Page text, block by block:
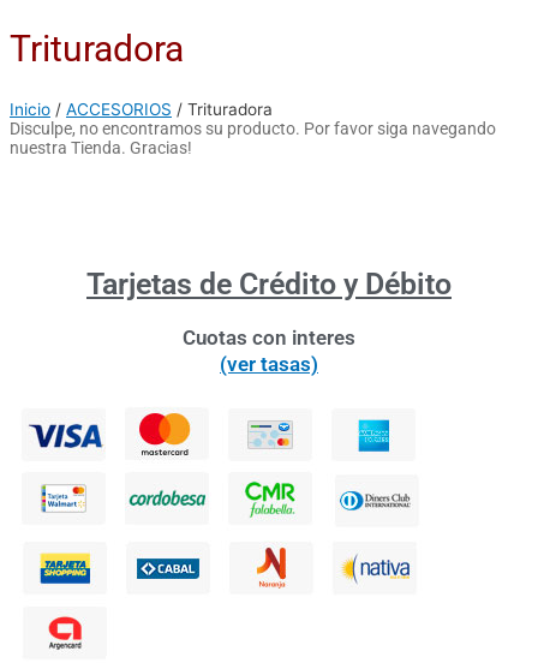
Trituradora
Inicio / ACCESORIOS / Trituradora
Disculpe, no encontramos su producto. Por favor siga navegando
nuestra Tienda. Gracias!
Tarjetas de Crédito y Débito
Cuotas con interes
(ver tasas)